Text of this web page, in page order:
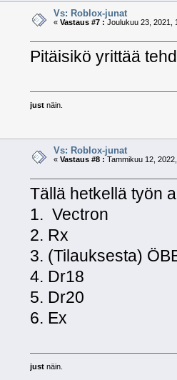
Vs: Roblox-junat
« Vastaus #7 : Joulukuu 23, 2021,
Pitäisikö yrittää
just näin.
Vs: Roblox-junat
« Vastaus #8 : Tammikuu 12,
Tällä hetkellä työn
1. Vectron
2. Rx
3. (Tilauksesta)
4. Dr18
5. Dr20
6. Ex
just näin.